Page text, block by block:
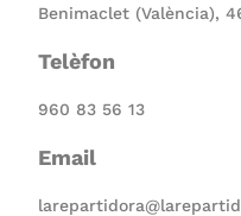
Benimaclet (València),
Telèfon
960 83 56 13
Email